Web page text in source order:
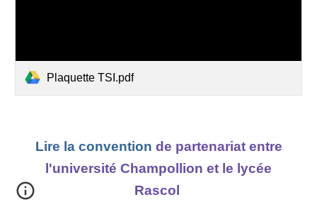
Plaquette TSI.pdf
Lire la convention de partenariat entre
l'université Champollion et le lycée
Rascol